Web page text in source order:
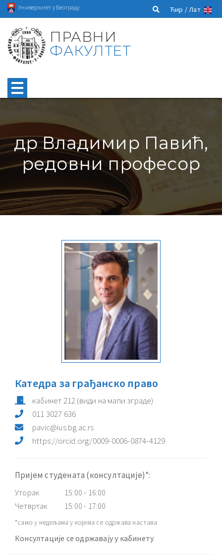
Универзитет у Београду Ћир /Лат
ПРАВНИ
ФАКУЛТЕТ
др Владимир Павић,
редовни професор
Катедра за грађанско право
кабинет212(види на мапи зграде)
011 3027 636
pavic@ius.bg.ac.rs
https://orcid.org/0009-0006-0874-4129
Пријем студената (консултације)*:
Уторак
15:00 - 16:00
Четвртак
15:00 - 17:00
*само у недељама у којима се одржава настава
Консултације се одржавају у кабинету